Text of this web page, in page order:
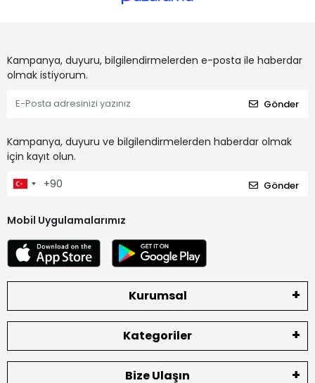
Kampanya, duyuru, bilgilendirmelerden e-posta ile haberdar
olmak istiyorum.
Gönder
Kampanya, duyuru ve bilgilendirmelerden haberdar olmak
için kayıt olun.
Gönder
Mobil Uygulamalarımız
Kurumsal
Kategoriler
Bize Ulaşın